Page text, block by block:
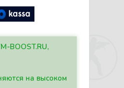
BOOST.RU,
на высоком